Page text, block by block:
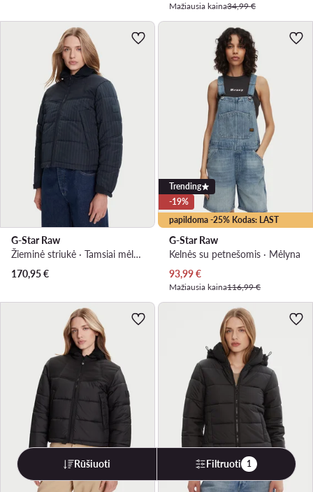
Mažiausia kaina34,99 €
G-Star Raw
Žieminė striukė · Tamsiai mėlyna
170,95€
papildoma -25% Kodas: LAST
Trending
-19%
G-Star Raw
Kelnės su petnešomis · Mėlyna
Dabartinė kaina
93,99€
Mažiausia kaina116,99 €
Rūšiuoti Filtruoti 1